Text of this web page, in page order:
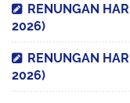
RENUNGAN
2026)
RENUNGAN
2026)